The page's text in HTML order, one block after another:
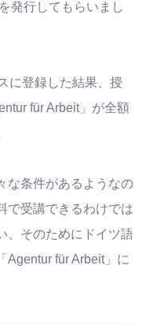
発行してもらいまし
に登録した結果、授
für Arbeit」が全額
な条件があるようなの
で受講できるわけでは
、そのためにドイツ語
Agentur für Arbeit」に